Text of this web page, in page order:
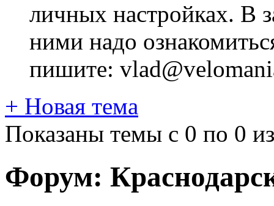
личных настройках. В
ними надо
пишите:
+ Новая тема
Показаны темы с 0 по 0
Форум: